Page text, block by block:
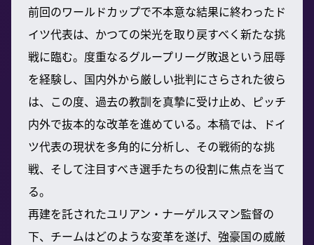
前回のワールドカップで不本意な結果に終わったド
イツ代表は、かつての栄光を取り戻すべく新たな挑
戦に臨む。度重なるグループリーグ敗退という屈辱
を経験し、国内外から厳しい批判にさらされた彼ら
は、この度、過去の教訓を真摯に受け止め、ピッチ
内外で抜本的な改革を進めている。本稿では、ドイ
ツ代表の現状を多角的に分析し、その戦術的な挑
戦、そして注目すべき選手たちの役割に焦点を当て
る。
再建を託されたユリアン・ナーゲルスマン監督の
下、チームはどのような変革を遂げ、強豪国の威厳